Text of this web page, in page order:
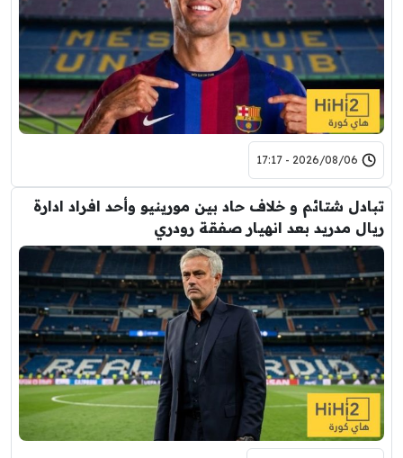
2026/08/06 - 17:17
شتائم و خلاف حاد بين مورينيو وأحد افراد ادارة
مدريد بعد انهيار صفقة رودري